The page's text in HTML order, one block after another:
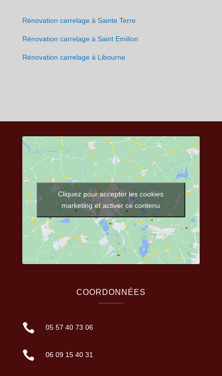
Rénovation carrelage à Sainte Terre
Rénovation carrelage à Saint Emilion
Rénovation carrelage à Libourne
Cliquez pour accepter les cookies
marketing et activer ce contenu
COORDONNÉES
 05 57 40 73 06
 06 09 15 40 31